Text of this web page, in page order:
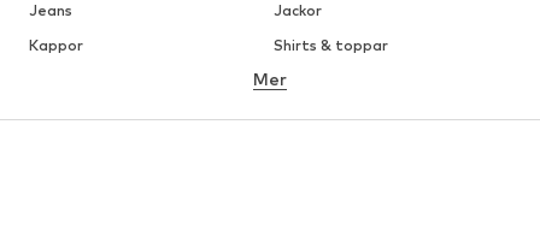
Jeans
Jackor
Kappor
Shirts & toppar
Underkläder
Kjolar
Blusar & tunikor
Mer